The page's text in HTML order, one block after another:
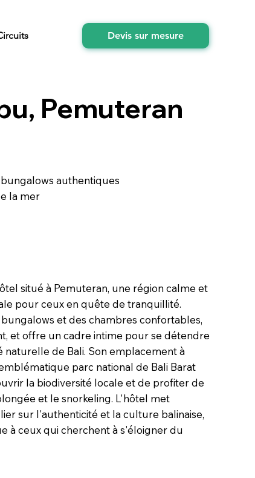
Devis sur mesure
Pemuteran
authentiques
la mer
situé à Pemuteran, une région calme et
pour ceux en quête de tranquillité.
et des chambres confortables,
et offre un cadre intime pour se détendre
de Bali. Son emplacement à
parc national de Bali Barat
la biodiversité locale et de profiter de
et le snorkeling. L'hôtel met
sur l'authenticité et la culture balinaise,
à ceux qui cherchent à s'éloigner du